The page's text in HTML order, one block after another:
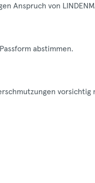
Anspruch von
abstimmen.
vorsichtig